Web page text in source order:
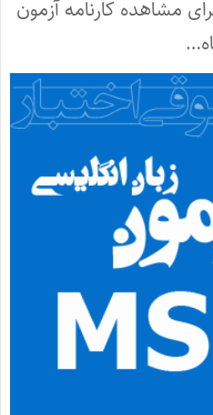
شد برای مشاهده کارنامه آزمون